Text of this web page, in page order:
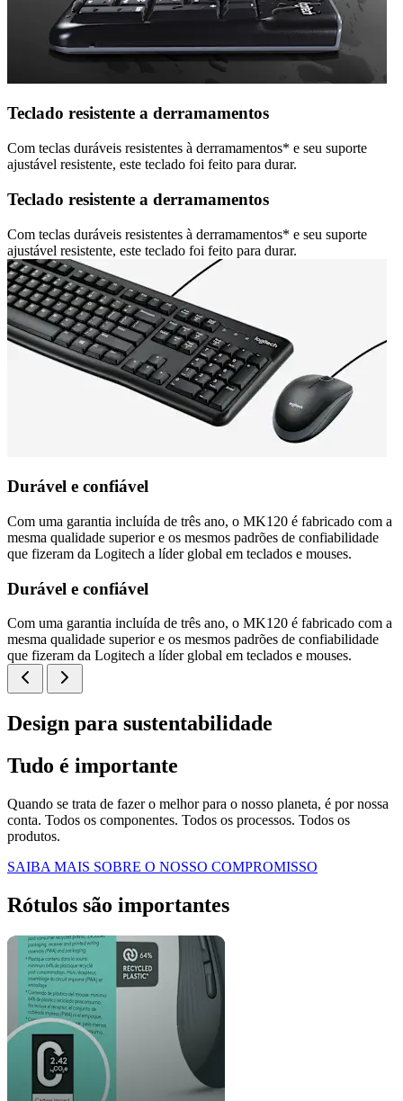
Teclado resistente a derramamentos
Com teclas duráveis resistentes à derramamentos* e seu suporte
ajustável resistente, este teclado foi feito para durar.
Teclado resistente a derramamentos
Com teclas duráveis resistentes à derramamentos* e seu suporte
ajustável resistente, este teclado foi feito para durar.
Durável e confiável
Com uma garantia incluída de três ano, o MK120 é fabricado com a
mesma qualidade superior e os mesmos padrões de confiabilidade
que fizeram da Logitech a líder global em teclados e mouses.
Durável e confiável
Com uma garantia incluída de três ano, o MK120 é fabricado com a
mesma qualidade superior e os mesmos padrões de confiabilidade
que fizeram da Logitech a líder global em teclados e mouses.
Design para sustentabilidade
Tudo é importante
Quando se trata de fazer o melhor para o nosso planeta, é por nossa
conta. Todos os componentes. Todos os processos. Todos os
produtos.
SAIBA MAIS SOBRE O NOSSO COMPROMISSO
Rótulos são importantes